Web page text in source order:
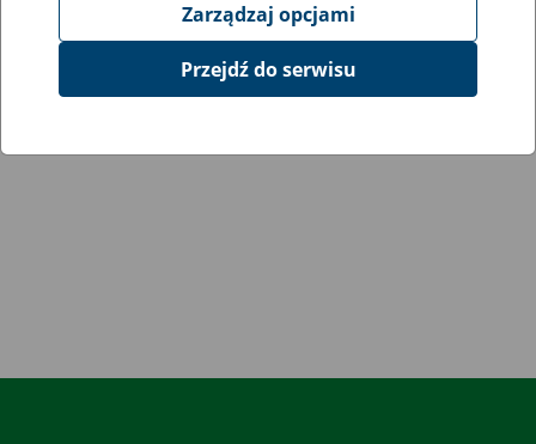
Zarządzaj opcjami
Przejdź do serwisu